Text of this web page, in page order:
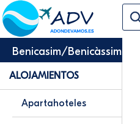
Benicasim/Benicàssim
ALOJAMIENTOS
Apartahoteles